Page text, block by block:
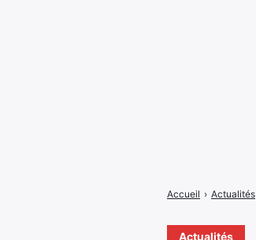
Actualités
Accueil › Actualités